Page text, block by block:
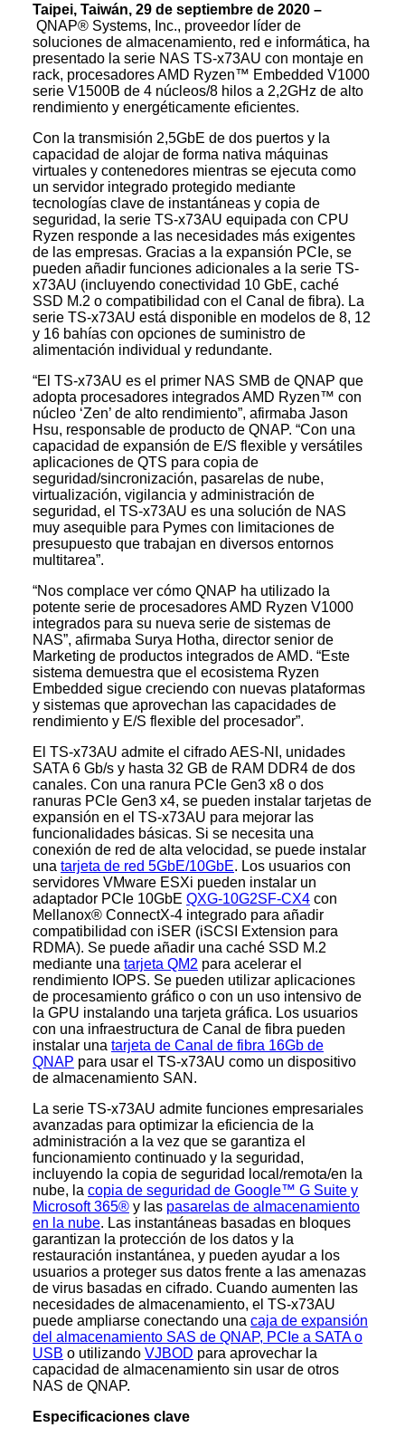
Taipei, Taiwán, 29 de septiembre de 2020 –
QNAP® Systems, Inc., proveedor líder de
soluciones de almacenamiento, red e informática, ha
presentado la serie NAS TS-x73AU con montaje en
rack, procesadores AMD Ryzen™ Embedded V1000
serie V1500B de 4 núcleos/8 hilos a 2,2GHz de alto
rendimiento y energéticamente eficientes.
Con la transmisión 2,5GbE de dos puertos y la
capacidad de alojar de forma nativa máquinas
virtuales y contenedores mientras se ejecuta como
un servidor integrado protegido mediante
tecnologías clave de instantáneas y copia de
seguridad, la serie TS-x73AU equipada con CPU
Ryzen responde a las necesidades más exigentes
de las empresas. Gracias a la expansión PCIe, se
pueden añadir funciones adicionales a la serie TS-
x73AU (incluyendo conectividad 10 GbE, caché
SSD M.2 o compatibilidad con el Canal de fibra). La
serie TS-x73AU está disponible en modelos de 8, 12
y 16 bahías con opciones de suministro de
alimentación individual y redundante.
“El TS-x73AU es el primer NAS SMB de QNAP que
adopta procesadores integrados AMD Ryzen™ con
núcleo ‘Zen’ de alto rendimiento”, afirmaba Jason
Hsu, responsable de producto de QNAP. “Con una
capacidad de expansión de E/S flexible y versátiles
aplicaciones de QTS para copia de
seguridad/sincronización, pasarelas de nube,
virtualización, vigilancia y administración de
seguridad, el TS-x73AU es una solución de NAS
muy asequible para Pymes con limitaciones de
presupuesto que trabajan en diversos entornos
multitarea”.
“Nos complace ver cómo QNAP ha utilizado la
potente serie de procesadores AMD Ryzen V1000
integrados para su nueva serie de sistemas de
NAS”, afirmaba Surya Hotha, director senior de
Marketing de productos integrados de AMD. “Este
sistema demuestra que el ecosistema Ryzen
Embedded sigue creciendo con nuevas plataformas
y sistemas que aprovechan las capacidades de
rendimiento y E/S flexible del procesador”.
El TS-x73AU admite el cifrado AES-NI, unidades
SATA 6 Gb/s y hasta 32 GB de RAM DDR4 de dos
canales. Con una ranura PCIe Gen3 x8 o dos
ranuras PCIe Gen3 x4, se pueden instalar tarjetas de
expansión en el TS-x73AU para mejorar las
funcionalidades básicas. Si se necesita una
conexión de red de alta velocidad, se puede instalar
una tarjeta de red 5GbE/10GbE. Los usuarios con
servidores VMware ESXi pueden instalar un
adaptador PCIe 10GbE QXG-10G2SF-CX4 con
Mellanox® ConnectX-4 integrado para añadir
compatibilidad con iSER (iSCSI Extension para
RDMA). Se puede añadir una caché SSD M.2
mediante una tarjeta QM2 para acelerar el
rendimiento IOPS. Se pueden utilizar aplicaciones
de procesamiento gráfico o con un uso intensivo de
la GPU instalando una tarjeta gráfica. Los usuarios
con una infraestructura de Canal de fibra pueden
instalar una tarjeta de Canal de fibra 16Gb de
QNAP para usar el TS-x73AU como un dispositivo
de almacenamiento SAN.
La serie TS-x73AU admite funciones empresariales
avanzadas para optimizar la eficiencia de la
administración a la vez que se garantiza el
funcionamiento continuado y la seguridad,
incluyendo la copia de seguridad local/remota/en la
nube, la copia de seguridad de Google™ G Suite y
Microsoft 365® y las pasarelas de almacenamiento
en la nube. Las instantáneas basadas en bloques
garantizan la protección de los datos y la
restauración instantánea, y pueden ayudar a los
usuarios a proteger sus datos frente a las amenazas
de virus basadas en cifrado. Cuando aumenten las
necesidades de almacenamiento, el TS-x73AU
puede ampliarse conectando una caja de expansión
del almacenamiento SAS de QNAP, PCIe a SATA o
USB o utilizando VJBOD para aprovechar la
capacidad de almacenamiento sin usar de otros
NAS de QNAP.
Especificaciones clave